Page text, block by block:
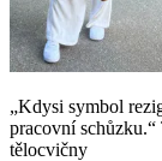
„Kdysi symbol
pracovní schůzku.“
tělocvičny